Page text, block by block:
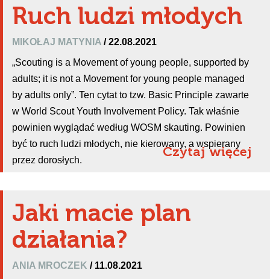
Ruch ludzi młodych
MIKOŁAJ MATYNIA / 22.08.2021
„Scouting is a Movement of young people, supported by
adults; it is not a Movement for young people managed
by adults only”. Ten cytat to tzw. Basic Principle zawarte
w World Scout Youth Involvement Policy. Tak właśnie
powinien wyglądać według WOSM skauting. Powinien
być to ruch ludzi młodych, nie kierowany, a wspierany
przez dorosłych.
Czytaj więcej
Jaki macie plan
działania?
ANIA MROCZEK / 11.08.2021